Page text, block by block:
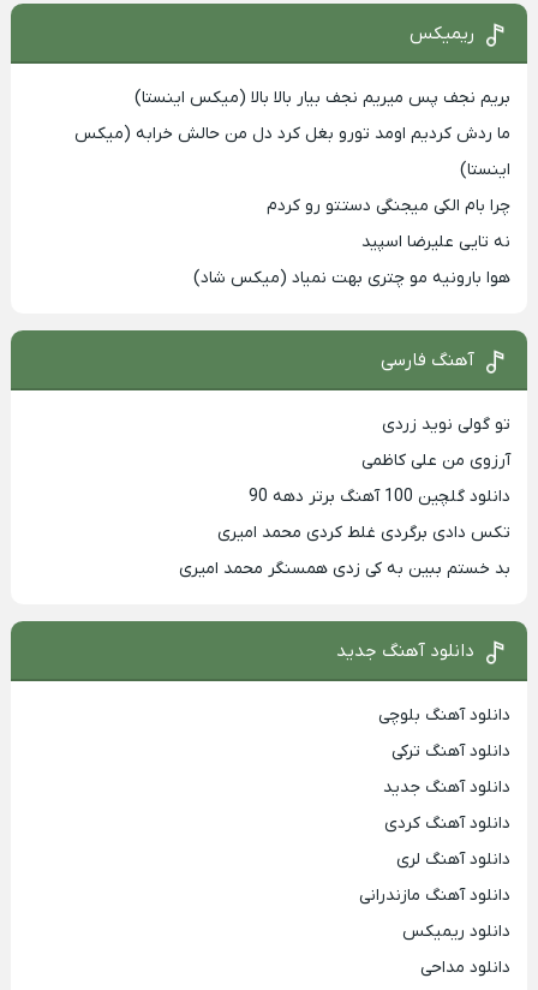
ریمیکس
بریم نجف پس میریم نجف بیار بالا بالا (میکس اینستا)
ما ردش کردیم اومد تورو بغل کرد دل من حالش خرابه (میکس
اینستا)
چرا بام الکی میجنگی دستتو رو کردم
نه تایی علیرضا اسپید
هوا بارونیه مو چتری بهت نمیاد (میکس شاد)
آهنگ فارسی
تو گولی نوید زردی
آرزوی من علی کاظمی
دانلود گلچین 100 آهنگ برتر دهه 90
تکس دادی برگردی غلط کردی محمد امیری
بد خستم ببین به کی زدی همسنگر محمد امیری
دانلود آهنگ جدید
دانلود آهنگ بلوچی
دانلود آهنگ ترکی
دانلود آهنگ جدید
دانلود آهنگ کردی
دانلود آهنگ لری
دانلود آهنگ مازندرانی
دانلود ریمیکس
دانلود مداحی